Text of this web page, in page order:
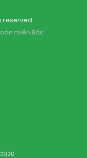
reserved.
miền Bắc